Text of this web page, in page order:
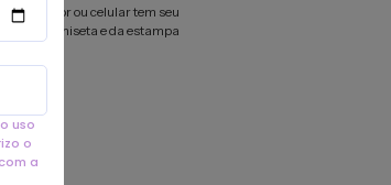
computador ou celular tem seu
sua camiseta e da estampa
uso
o
a